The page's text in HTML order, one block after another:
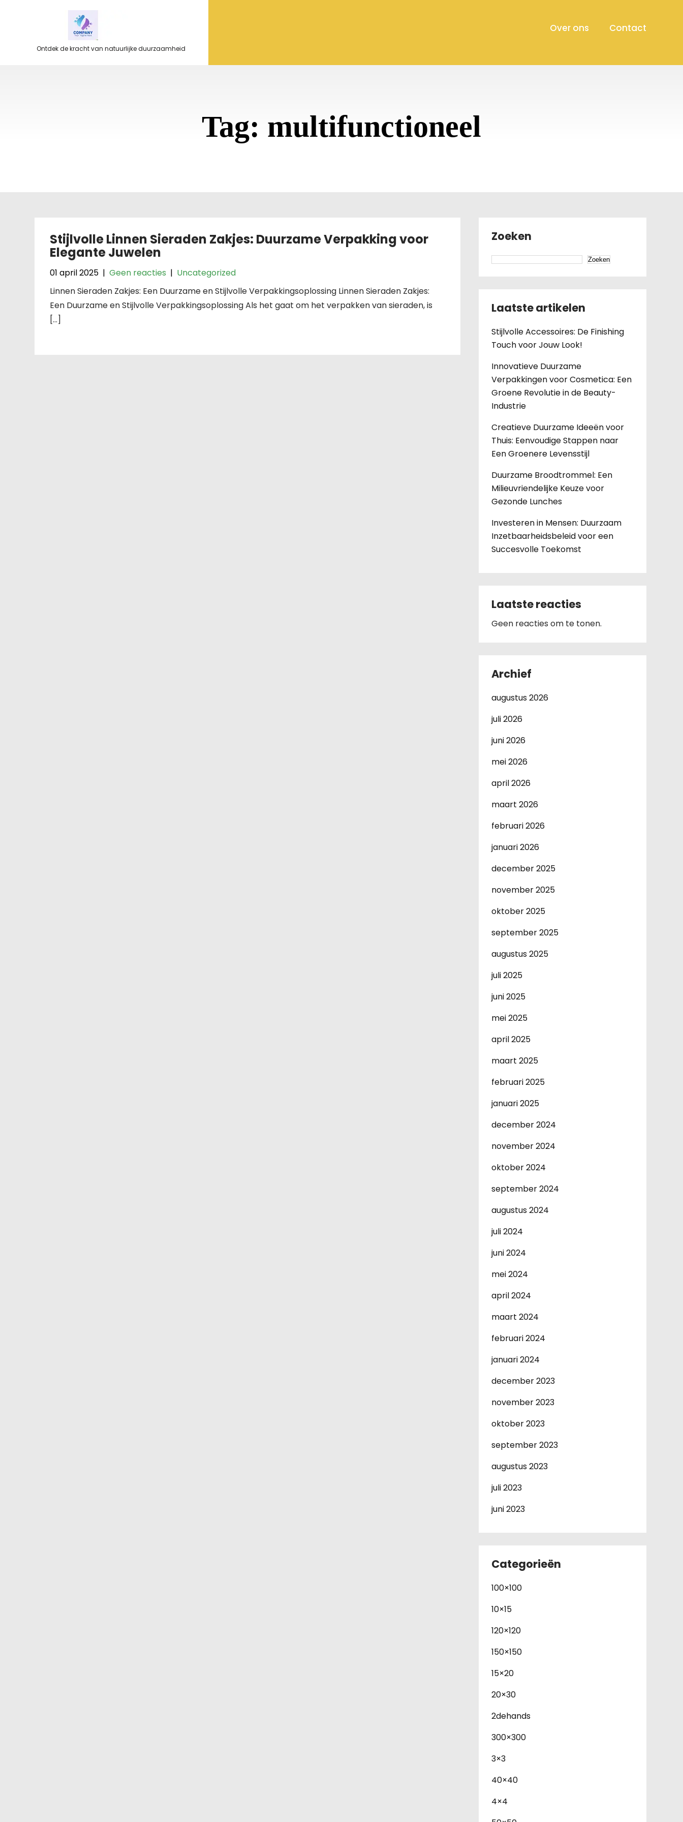
Ontdek de kracht van natuurlijke duurzaamheid
Over ons Contact
Tag: multifunctioneel
Stijlvolle Linnen Sieraden Zakjes: Duurzame Verpakking voor
Elegante Juwelen
01 april 2025 | Geen reacties | Uncategorized
Linnen Sieraden Zakjes: Een Duurzame en Stijlvolle Verpakkingsoplossing Linnen Sieraden Zakjes:
Een Duurzame en Stijlvolle Verpakkingsoplossing Als het gaat om het verpakken van sieraden, is
[…]
Zoeken
Zoeken
Laatste artikelen
Stijlvolle Accessoires: De Finishing
Touch voor Jouw Look!
Innovatieve Duurzame
Verpakkingen voor Cosmetica: Een
Groene Revolutie in de Beauty-
Industrie
Creatieve Duurzame Ideeën voor
Thuis: Eenvoudige Stappen naar
Een Groenere Levensstijl
Duurzame Broodtrommel: Een
Milieuvriendelijke Keuze voor
Gezonde Lunches
Investeren in Mensen: Duurzaam
Inzetbaarheidsbeleid voor een
Succesvolle Toekomst
Laatste reacties
Geen reacties om te tonen.
Archief
augustus 2026
juli 2026
juni 2026
mei 2026
april 2026
maart 2026
februari 2026
januari 2026
december 2025
november 2025
oktober 2025
september 2025
augustus 2025
juli 2025
juni 2025
mei 2025
april 2025
maart 2025
februari 2025
januari 2025
december 2024
november 2024
oktober 2024
september 2024
augustus 2024
juli 2024
juni 2024
mei 2024
april 2024
maart 2024
februari 2024
januari 2024
december 2023
november 2023
oktober 2023
september 2023
augustus 2023
juli 2023
juni 2023
Categorieën
100×100
10×15
120×120
150×150
15×20
20×30
2dehands
300×300
3×3
40×40
4×4